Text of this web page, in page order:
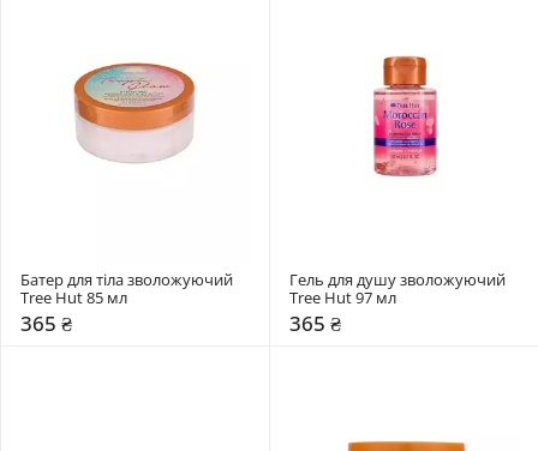
Батер для тіла зволожуючий
365 ₴
Гель для душу зволожуючий
Tree Hut 97 мл
365 ₴